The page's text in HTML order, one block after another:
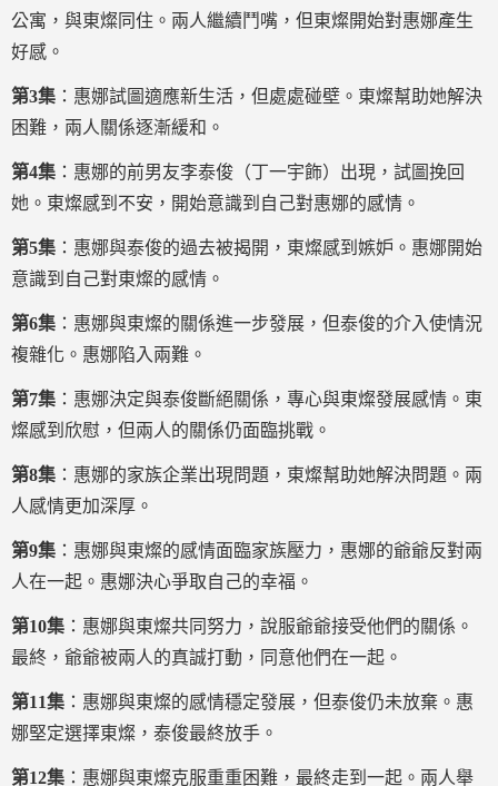
公寓，與東燦同住。兩人繼續鬥嘴，但東燦開始對惠娜產生
好感。
第3集 ：惠娜試圖適應新生活，但處處碰壁。東燦幫助她解決
困難，兩人關係逐漸緩和。
第4集 ：惠娜的前男友李泰俊（丁一宇飾）出現，試圖挽回
她。東燦感到不安，開始意識到自己對惠娜的感情。
第5集 ：惠娜與泰俊的過去被揭開，東燦感到嫉妒。惠娜開始
意識到自己對東燦的感情。
第6集 ：惠娜與東燦的關係進一步發展，但泰俊的介入使情況
複雜化。惠娜陷入兩難。
第7集 ：惠娜決定與泰俊斷絕關係，專心與東燦發展感情。東
燦感到欣慰，但兩人的關係仍面臨挑戰。
第8集 ：惠娜的家族企業出現問題，東燦幫助她解決問題。兩
人感情更加深厚。
第9集 ：惠娜與東燦的感情面臨家族壓力，惠娜的爺爺反對兩
人在一起。惠娜決心爭取自己的幸福。
第10集 ：惠娜與東燦共同努力，說服爺爺接受他們的關係。
最終，爺爺被兩人的真誠打動，同意他們在一起。
第11集 ：惠娜與東燦的感情穩定發展，但泰俊仍未放棄。惠
娜堅定選擇東燦，泰俊最終放手。
第12集 ：惠娜與東燦克服重重困難，最終走到一起。兩人舉